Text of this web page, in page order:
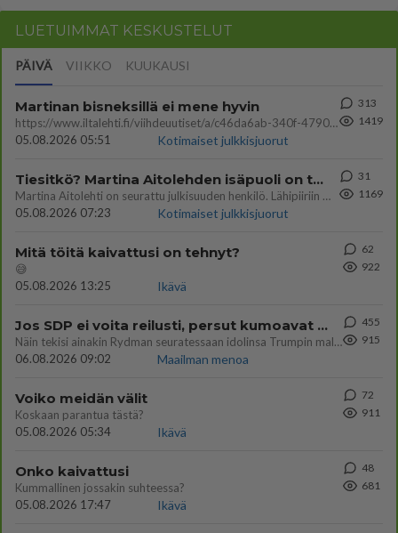
LUETUIMMAT KESKUSTELUT
PÄIVÄ VIIKKO KUUKAUSI
Martinan bisneksillä ei mene hyvin
https://www.iltalehti.fi/viihdeuutiset/a/c46da6ab-340f-4790-aaa7-0865eed2336 Yrityksen konkurssihakemus on tullut kärä
05.08.2026 05:51
Kotimaiset julkkisjuorut
313
1419
Tiesitkö? Martina Aitolehden isäpuoli on tämä suosittu laulaja
Martina Aitolehti on seurattu julkisuuden henkilö. Lähipiiriin mahtuu muitakin tunnettuja henkilöitä. Tiesitkö, että Ma
05.08.2026 07:23
Kotimaiset julkkisjuorut
31
1169
Mitä töitä kaivattusi on tehnyt?
😅
05.08.2026 13:25
Ikävä
62
922
Jos SDP ei voita reilusti, persut kumoavat demokratian Suomesta
Näin tekisi ainakin Rydman seuratessaan idolinsa Trumpin mallia https://www.is.fi/politiikka/art-2000012187244.html
06.08.2026 09:02
Maailman menoa
455
915
Voiko meidän välit
Koskaan parantua tästä?
05.08.2026 05:34
Ikävä
72
911
Onko kaivattusi
Kummallinen jossakin suhteessa?
05.08.2026 17:47
Ikävä
48
681